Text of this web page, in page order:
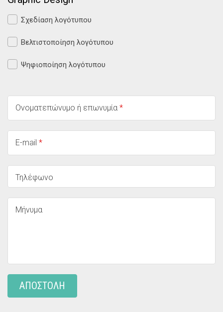
Σχεδίαση λογότυπου
Βελτιστοποίηση λογότυπου
Ψηφιοποίηση λογότυπου
Ονοματεπώνυμο ή επωνυμία*
E-mail *
Τηλέφωνο
Μήνυμα
ΑΠΟΣΤΟΛΗ